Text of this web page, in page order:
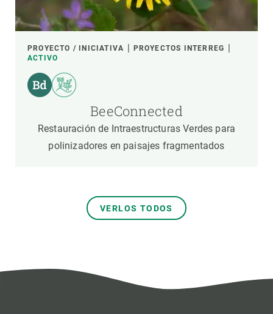
PROYECTO / INICIATIVA
PROYECTOS INTERREG
ACTIVO
BeeConnected
Restauración de Intraestructuras Verdes para
polinizadores en paisajes fragmentados
VERLOS TODOS